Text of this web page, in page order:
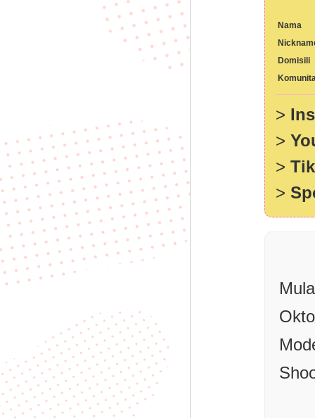
Nama
Domisili
>
>
>
>